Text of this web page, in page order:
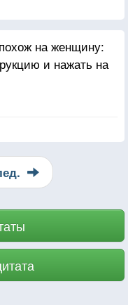
знаешь ли.
на женщину:
и нажать на